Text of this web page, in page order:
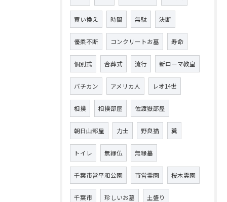
買い換え 時間 無駄 決断
優柔不断 コンクリートお墓 寿命
個別式 合葬式 流行 新ローマ教皇
バチカン アメリカ人 レオ14世
相撲 相撲部屋 佐渡嶽部屋
朝日山部屋 力士 野良猫 糞
トイレ 無縁仏 無縁墓
千葉市営平和公園 市営霊園 桜木霊園
千葉市 珍しいお墓 土盛り